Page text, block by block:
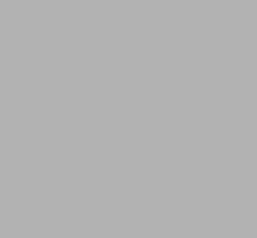
с любими